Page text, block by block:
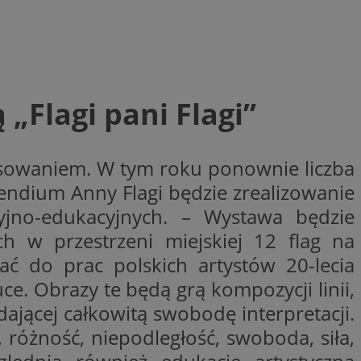
pani Flagi”
W tym roku ponownie liczba
Anny Flagi będzie zrealizowanie
edukacyjnych. – Wystawa będzie
w przestrzeni miejskiej 12 flag na
do prac polskich artystów 20-lecia
Obrazy te będą grą kompozycji linii,
całkowitą swobodę interpretacji.
niepodległość, swoboda, siła,
usługę Cookie-
na pliki cookie.
do
- co
usługi
losowo
Jest on
i służy do
sesji i kampanii
aby pomóc
widzisz w naszych
/
identyfikuje
jest używany
identyfikacji
do strony
aby śledzić
w
użytkowników i
korzystania z